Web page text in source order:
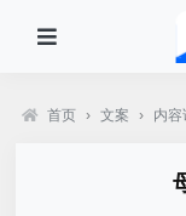
首页 › 文案 › 内容